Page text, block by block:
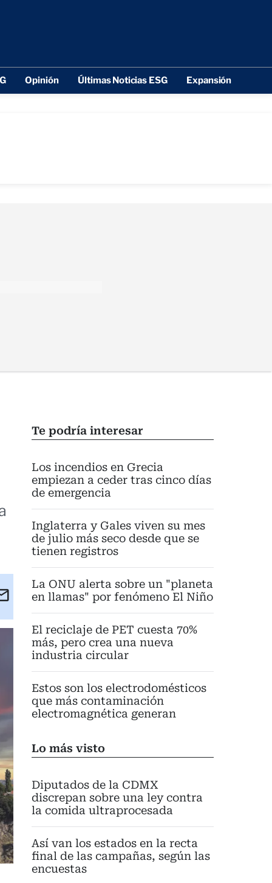
Opinión Últimas Noticias ESG Expansión
Te podría interesar
Los incendios en Grecia
empiezan a ceder tras cinco días
de emergencia
Inglaterra y Gales viven su mes
de julio más seco desde que se
tienen registros
La ONU alerta sobre un "planeta
en llamas" por fenómeno El Niño
El reciclaje de PET cuesta 70%
más, pero crea una nueva
industria circular
Estos son los electrodomésticos
que más contaminación
electromagnética generan
Lo más visto
Diputados de la CDMX
discrepan sobre una ley contra
la comida ultraprocesada
Así van los estados en la recta
final de las campañas, según las
encuestas
Email